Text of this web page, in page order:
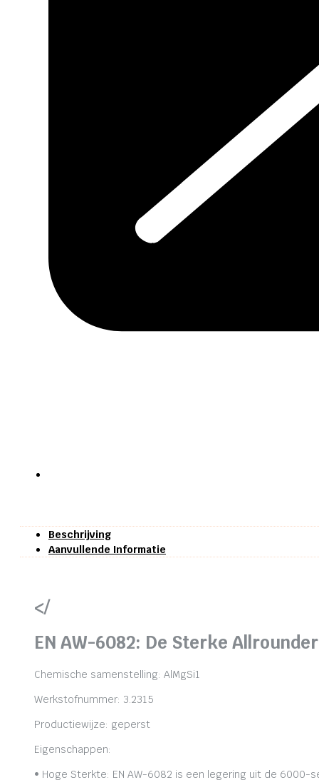
Beschrijving
Aanvullende Informatie
</
EN AW-6082: De Sterke Allrounder
Chemische samenstelling: AlMgSi1
Werkstofnummer: 3.2315
Productiewijze: geperst
Eigenschappen:
• Hoge Sterkte: EN AW-6082 is een legering uit de